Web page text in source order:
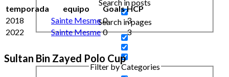
Search in posts
Search in pages
Filter by Categories
temporada equipo Goals HCP
2018
Sainte Mesme 0
3
2022
Sainte Mesme 0 3
Sultan Bin Zayed Polo Cup